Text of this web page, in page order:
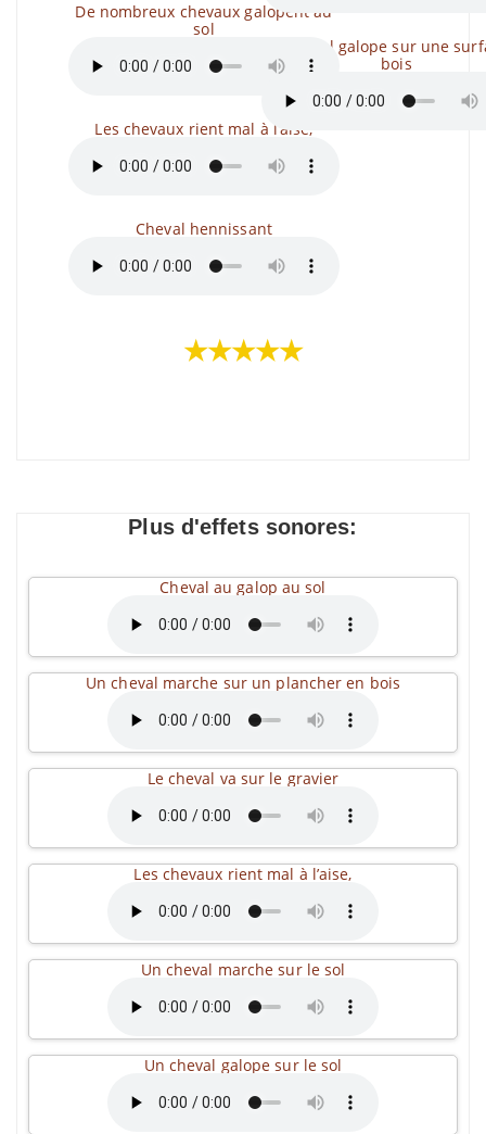
De nombreux chevaux galopent au
sol
Les chevaux rient mal à l’aise,
Cheval hennissant
Un cheval galope sur une
bois
★★★★★
Plus d'effets sonores:
Cheval au galop au sol
Un cheval marche sur un plancher en bois
Le cheval va sur le gravier
Les chevaux rient mal à l’aise,
Un cheval marche sur le sol
Un cheval galope sur le sol